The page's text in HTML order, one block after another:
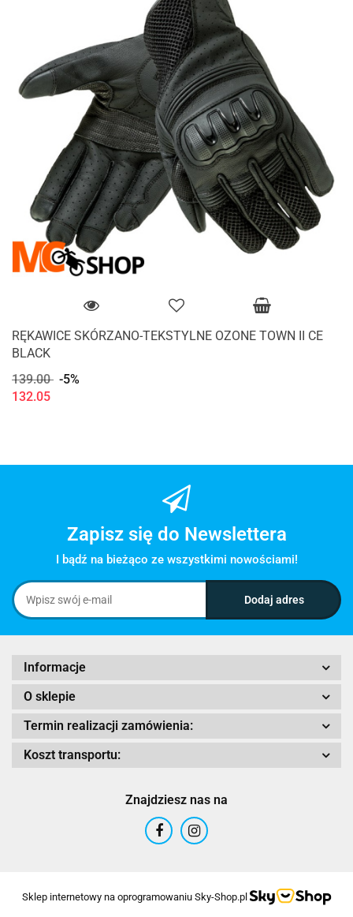
RĘKAWICE SKÓRZANO-TEKSTYLNE OZONE TOWN II CE
BLACK
139.00 -5%
132.05
Zapisz się do Newslettera
I bądź na bieżąco ze wszystkimi nowościami!
Informacje
O sklepie
Termin realizacji zamówienia:
Koszt transportu:
Znajdziesz nas na
Sklep internetowy na oprogramowaniu Sky-Shop.pl